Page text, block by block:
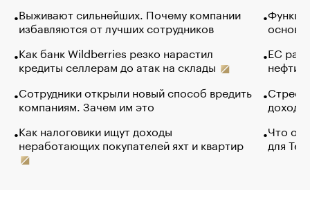
Выживают сильнейших. Почему компании
избавляются от лучших сотрудников
Как банк Wildberries резко нарастил
кредиты селлерам до атак на склады
Сотрудники открыли новый способ вредить
компаниям. Зачем им это
Как налоговики ищут доходы
неработающих покупателей яхт и квартир
основ
ЕС
нефти
Что
для